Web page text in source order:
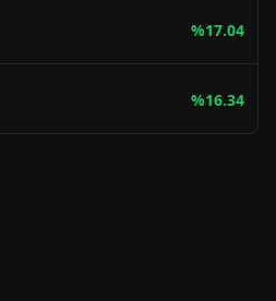
%17.04
%16.34